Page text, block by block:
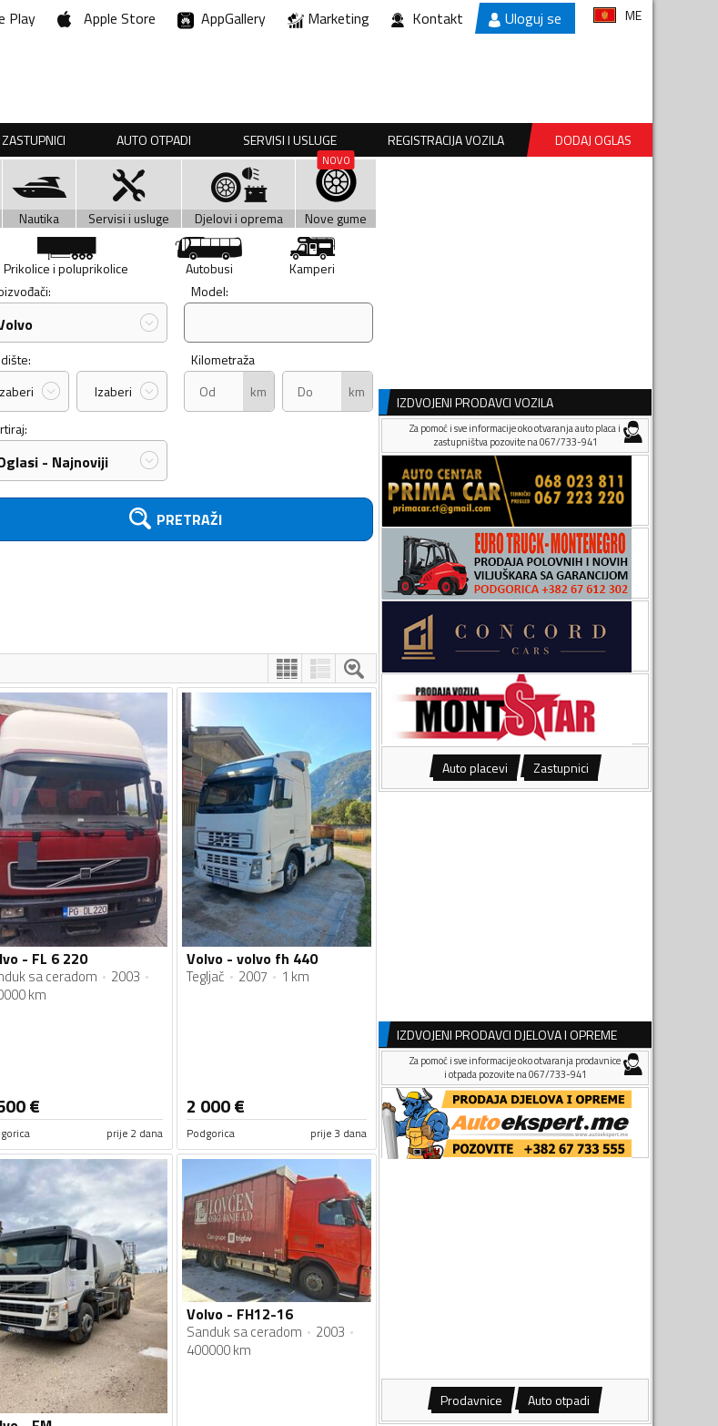
Play Apple Store AppGallery Marketing Kontakt Uloguj se ME
ZASTUPNICI AUTO OTPADI SERVISI I USLUGE REGISTRACIJA VOZILA DODAJ OGLAS
Nautika Servisi i usluge Djelovi i oprema Nove gume
Prikolice i poluprikolice Autobusi
Kamperi
Model:
Izaberi
Kilometraža
km
km
- Najnoviji
PRETRAŽI
- FL 6 220
sa ceradom
2003
km
€
prije 2 dana
Volvo - volvo fh 440
Tegljač 2007 1 km
2 000€
Podgorica prije 3 dana
Volvo - FH12-16
Sanduk sa ceradom
2003
400000 km
IZDVOJENI PRODAVCI VOZILA
Za pomoć i sve informacije oko otvaranja auto placa i
zastupništva pozovite na 067/733-941
Auto placevi Zastupnici
IZDVOJENI PRODAVCI DJELOVA I OPREME
Za pomoć i sve informacije oko otvaranja prodavnice
i otpada pozovite na 067/733-941
Prodavnice Auto otpadi